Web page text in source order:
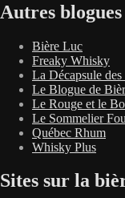
Autres
Bière Luc
Freaky Whisky
La Décapsule
Le Blogue de
Le Rouge et le
Le Sommelier Fou
Québec Rhum
Whisky Plus
Sites sur la